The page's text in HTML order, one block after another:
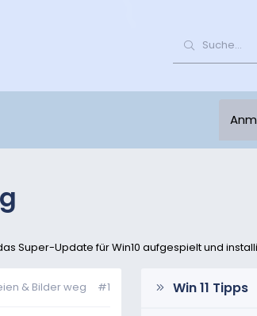
Super-Update für Win10 aufgespielt und
& Bilder weg #1 Win 11 Tipps